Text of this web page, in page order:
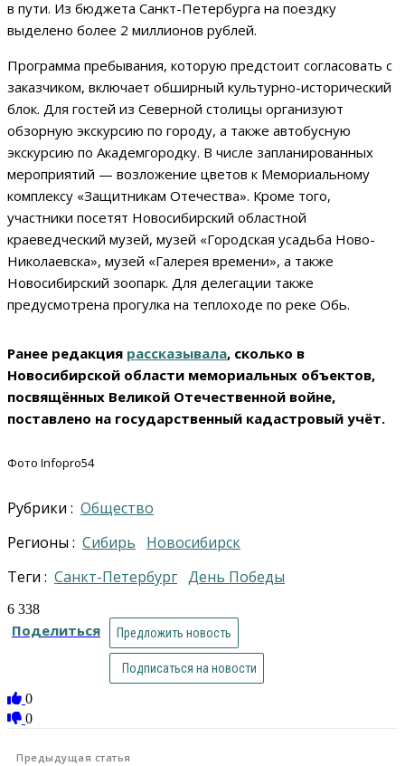
в пути. Из бюджета Санкт-Петербурга на поездку
выделено более 2 миллионов рублей.
Программа пребывания, которую предстоит согласовать с
заказчиком, включает обширный культурно-исторический
блок. Для гостей из Северной столицы организуют
обзорную экскурсию по городу, а также автобусную
экскурсию по Академгородку. В числе запланированных
мероприятий — возложение цветов к Мемориальному
комплексу «Защитникам Отечества». Кроме того,
участники посетят Новосибирский областной
краеведческий музей, музей «Городская усадьба Ново-
Николаевска», музей «Галерея времени», а также
Новосибирский зоопарк. Для делегации также
предусмотрена прогулка на теплоходе по реке Обь.
Ранее редакция рассказывала, сколько в
Новосибирской области мемориальных объектов,
посвящённых Великой Отечественной войне,
поставлено на государственный кадастровый учёт.
Фото Infopro54
Рубрики :
Общество
Регионы :
Сибирь
Новосибирск
Теги :
Санкт-Петербург День Победы
6 338
Поделиться Предложить новость
Подписаться на новости
0
0
Предыдущая статья